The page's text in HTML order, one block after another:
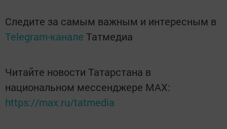
Следите за самым важным и интересным в
Telegram-канале Татмедиа
Читайте новости Татарстана в
национальном мессенджере MАХ:
https://max.ru/tatmedia